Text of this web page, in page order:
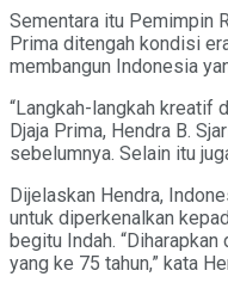
Sementara itu Pemimpin
Prima ditengah kondisi
membangun Indonesia
“Langkah-langkah kreatif
Djaja Prima, Hendra B.
sebelumnya. Selain itu
Dijelaskan Hendra,
untuk diperkenalkan
begitu Indah.
yang ke 75 tahun,” kata